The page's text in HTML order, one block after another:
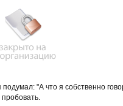
подумал: "А что я собственно